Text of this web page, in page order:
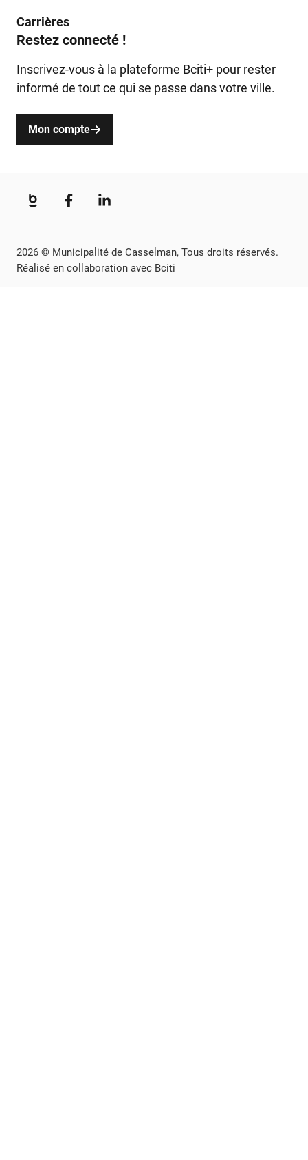
Carrières
Restez connecté !
Inscrivez-vous à la plateforme Bciti+ pour rester
informé de tout ce qui se passe dans votre ville.
Mon compte
2026 © Municipalité de Casselman, Tous droits réservés.
Réalisé en collaboration avec Bciti